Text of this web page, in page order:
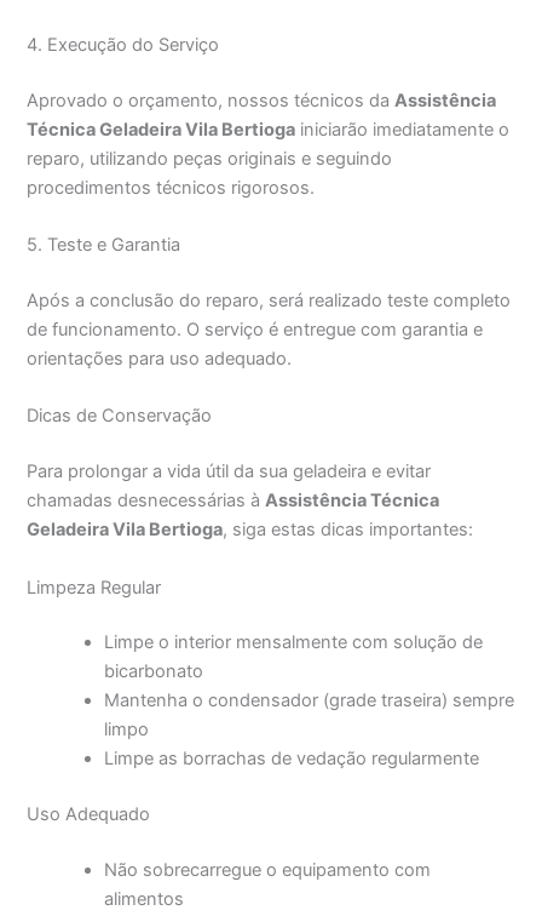
4. Execução do Serviço
Aprovado o orçamento, nossos técnicos daAssistência
Técnica Geladeira Vila Bertioga iniciarão imediatamente o
reparo, utilizando peças originais e seguindo
procedimentos técnicos rigorosos.
5. Teste e Garantia
Após a conclusão do reparo, será realizado teste completo
de funcionamento. O serviço é entregue com garantia e
orientações para uso adequado.
Dicas de Conservação
Para prolongar a vida útil da sua geladeira e evitar
chamadas desnecessárias àAssistência Técnica
Geladeira Vila Bertioga, siga estas dicas importantes:
Limpeza Regular
Limpe o interior mensalmente com solução de
bicarbonato
Mantenha o condensador (grade traseira) sempre
limpo
Limpe as borrachas de vedação regularmente
Uso Adequado
Não sobrecarregue o equipamento com
alimentos